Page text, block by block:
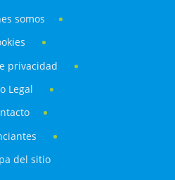
somos
privacidad
Legal
del sitio